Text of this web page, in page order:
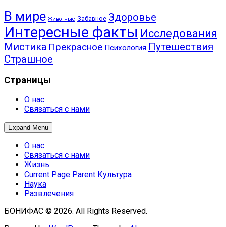
В мире Животные Забавное Здоровье
Интересные факты Исследования
Мистика Прекрасное Психология Путешествия
Страшное
Страницы
О нас
Связаться с нами
Expand Menu
О нас
Связаться с нами
Жизнь
Current Page Parent Культура
Наука
Развлечения
БОНИФАС © 2026. All Rights Reserved.